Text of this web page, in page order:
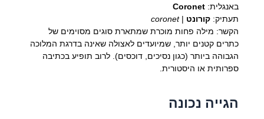
באנגלית: Coronet
תעתיק: קורונט |
coronet
הקשר: מילה פחות מוכרת שמתארת סוגים מסוימים של
כתרים קטנים יותר, שמיועדים לאצולה שאינה בדרגת המלוכה
הגבוהה ביותר (כגון נסיכים, דוכסים). לרוב תופיע בכתיבה
ספרותית או היסטורית.
הגייה נכונה